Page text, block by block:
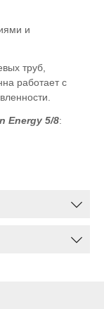
и
труб,
работает с
Energy 5/8: